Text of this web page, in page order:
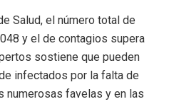
Salud, el número total de
y el de contagios supera
sostiene que pueden
infectados por la falta de
numerosas favelas y en las